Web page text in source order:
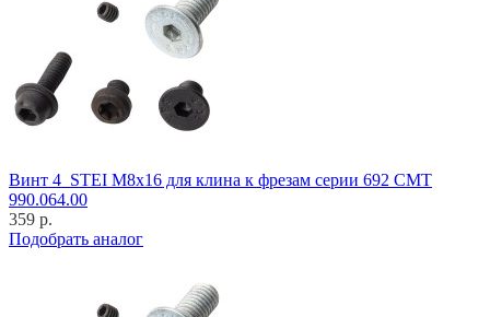
Винт 4_STEI M8x16 для клина к фрезам серии 692 CMT
990.064.00
359 р.
Подобрать аналог